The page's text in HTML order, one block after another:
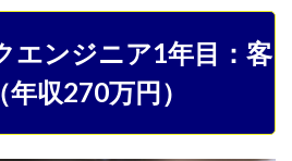
エンジニア1年目：客
収270万円）